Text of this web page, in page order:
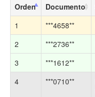
Orden Documento
1
***4658**
2
***2736**
3
***1612**
4
***0710**